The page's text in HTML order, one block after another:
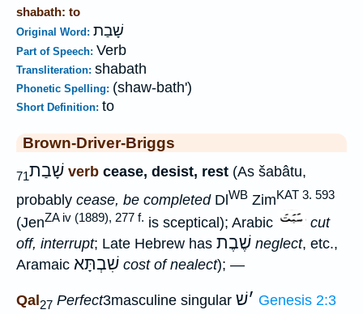
shabath: to
Original Word: שָׁבַת
Part of Speech: Verb
Transliteration: shabath
Phonetic Spelling: (shaw-bath')
Short Definition: to
Brown-Driver-Briggs
שָׁבַת71 verb cease, desist, rest (As šabâtu,
probably cease, be completedDlWB ZimKAT 3. 593
(JenZA iv (1889), 277 f. is sceptical); Arabic
cut
off, interrupt; Late Hebrew has שֶׁבֶת neglect, etc.,
Aramaic שִׁבְתָּא cost of nealect); —
Qal27 Perfect3masculine singular ׳שׁ
Genesis 2:3